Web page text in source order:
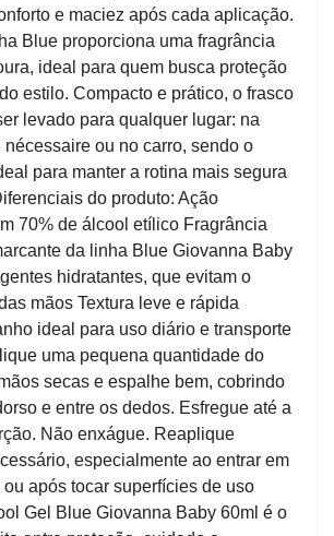
e maciez após cada aplicação.
Blue proporciona uma fragrância
ideal para quem busca proteção
estilo. Compacto e prático, o frasco
levado para qualquer lugar: na
nécessaire ou no carro, sendo o
para manter a rotina mais segura
do produto: Ação
70% de álcool etílico Fragrância
da linha Blue Giovanna Baby
hidratantes, que evitam o
mãos Textura leve e rápida
ideal para uso diário e transporte
uma pequena quantidade do
secas e espalhe bem, cobrindo
e entre os dedos. Esfregue até a
Não enxágue. Reaplique
especialmente ao entrar em
ou após tocar superfícies de uso
Gel Blue Giovanna Baby 60ml é o